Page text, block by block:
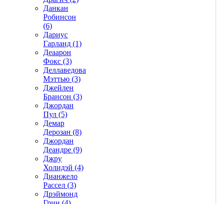
Данкан
Робинсон
(6)
Дариус
Гарланд (1)
Деаарон
Фокс (3)
Деллаведова
Мэттью (3)
Джейлен
Брансон (3)
Джордан
Пул (5)
Демар
Дерозан (8)
Джордан
Деандре (9)
Джру
Холидэй (4)
Дианжело
Рассел (3)
Дрэймонд